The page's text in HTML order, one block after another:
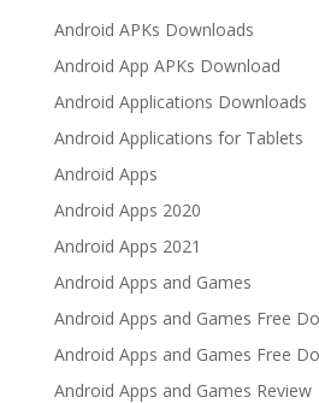
Android APKs Downloads
Android App APKs Download
Android Applications Downloads
Android Applications for Tablets
Android Apps
Android Apps 2020
Android Apps 2021
Android Apps and Games
Android Apps and Games Free
Android Apps and Games Free
Android Apps and Games Review